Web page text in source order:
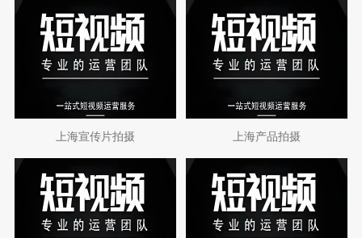
上海宣传片拍摄 上海产品拍摄